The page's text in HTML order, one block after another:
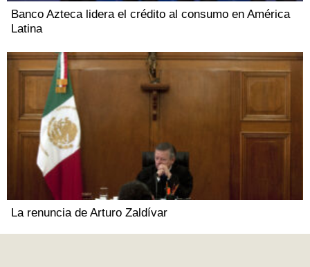
Banco Azteca lidera el crédito al consumo en América
Latina
La renuncia de Arturo Zaldívar